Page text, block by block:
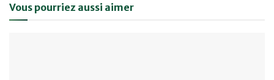
Vous pourriez aussi aimer